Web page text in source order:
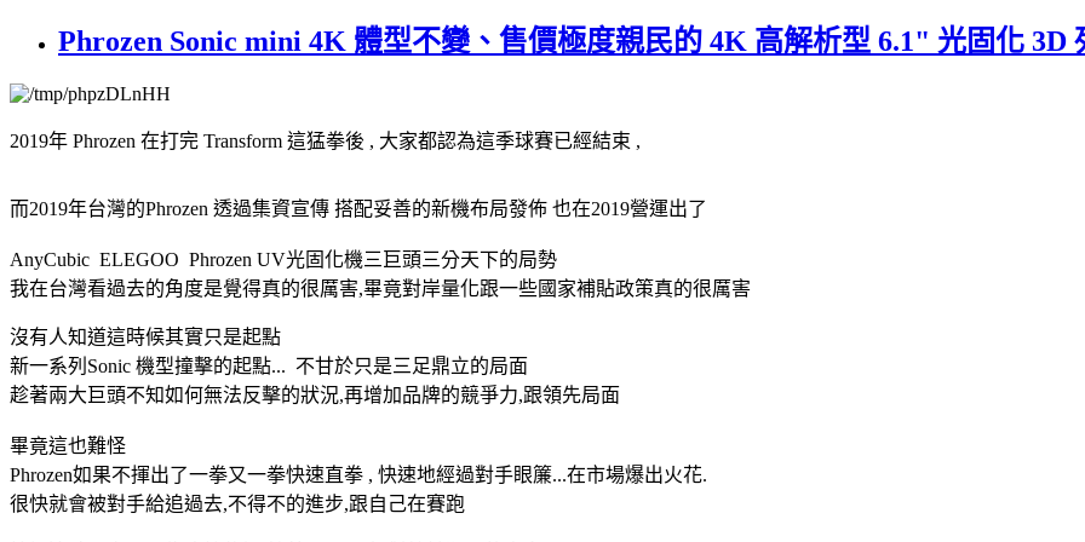
Phrozen Sonic mini 4K 體型不變、售價極度親民的 4K 高解析型 6.1" 光固化 3D
2019年 Phrozen 在打完 Transform 這猛拳後 , 大家都認為這季球賽已經結束 ,
而2019年台灣的Phrozen 透過集資宣傳 搭配妥善的新機布局發佈 也在2019營運出了
AnyCubic ELEGOO Phrozen UV光固化機三巨頭三分天下的局勢
我在台灣看過去的角度是覺得真的很厲害,畢竟對岸量化跟一些國家補貼政策真的很厲害
沒有人知道這時候其實只是起點
新一系列Sonic 機型撞擊的起點... 不甘於只是三足鼎立的局面
趁著兩大巨頭不知如何無法反擊的狀況,再增加品牌的競爭力,跟領先局面
畢竟這也難怪
Phrozen如果不揮出了一拳又一拳快速直拳 , 快速地經過對手眼簾...在市場爆出火花.
很快就會被對手給追過去,不得不的進步,跟自己在賽跑